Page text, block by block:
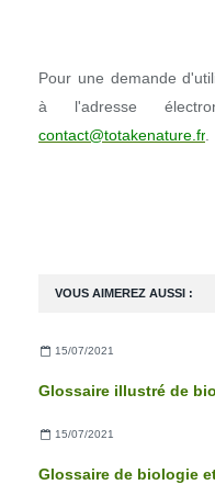
VOUS AIMEREZ AUSSI :
15/07/2021
15/07/2021
Pour une demande
à l'adresse
contact@totakenature.fr